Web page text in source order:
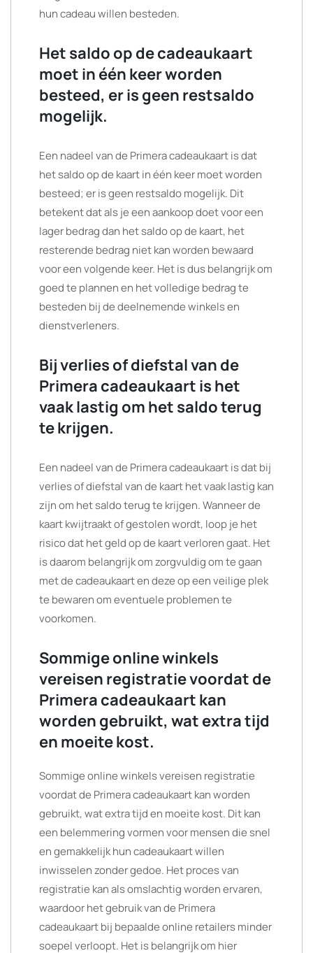
hun cadeau willen besteden.
Het saldo op de cadeaukaart
moet in één keer worden
besteed, er is geen restsaldo
mogelijk.
Een nadeel van de Primera cadeaukaart is dat
het saldo op de kaart in één keer moet worden
besteed; er is geen restsaldo mogelijk. Dit
betekent dat als je een aankoop doet voor een
lager bedrag dan het saldo op de kaart, het
resterende bedrag niet kan worden bewaard
voor een volgende keer. Het is dus belangrijk om
goed te plannen en het volledige bedrag te
besteden bij de deelnemende winkels en
dienstverleners.
Bij verlies of diefstal van de
Primera cadeaukaart is het
vaak lastig om het saldo terug
te krijgen.
Een nadeel van de Primera cadeaukaart is dat bij
verlies of diefstal van de kaart het vaak lastig kan
zijn om het saldo terug te krijgen. Wanneer de
kaart kwijtraakt of gestolen wordt, loop je het
risico dat het geld op de kaart verloren gaat. Het
is daarom belangrijk om zorgvuldig om te gaan
met de cadeaukaart en deze op een veilige plek
te bewaren om eventuele problemen te
voorkomen.
Sommige online winkels
vereisen registratie voordat de
Primera cadeaukaart kan
worden gebruikt, wat extra tijd
en moeite kost.
Sommige online winkels vereisen registratie
voordat de Primera cadeaukaart kan worden
gebruikt, wat extra tijd en moeite kost. Dit kan
een belemmering vormen voor mensen die snel
en gemakkelijk hun cadeaukaart willen
inwisselen zonder gedoe. Het proces van
registratie kan als omslachtig worden ervaren,
waardoor het gebruik van de Primera
cadeaukaart bij bepaalde online retailers minder
soepel verloopt. Het is belangrijk om hier